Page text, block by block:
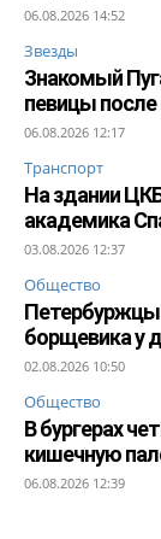
06.08.2026 14:52
Звезды
Знакомый
певицы после
06.08.2026 12:17
Транспорт
На здании
академика
03.08.2026 12:37
Общество
Петербуржцы
борщевика у
02.08.2026 10:50
Общество
В бургерах
кишечную
06.08.2026 12:39